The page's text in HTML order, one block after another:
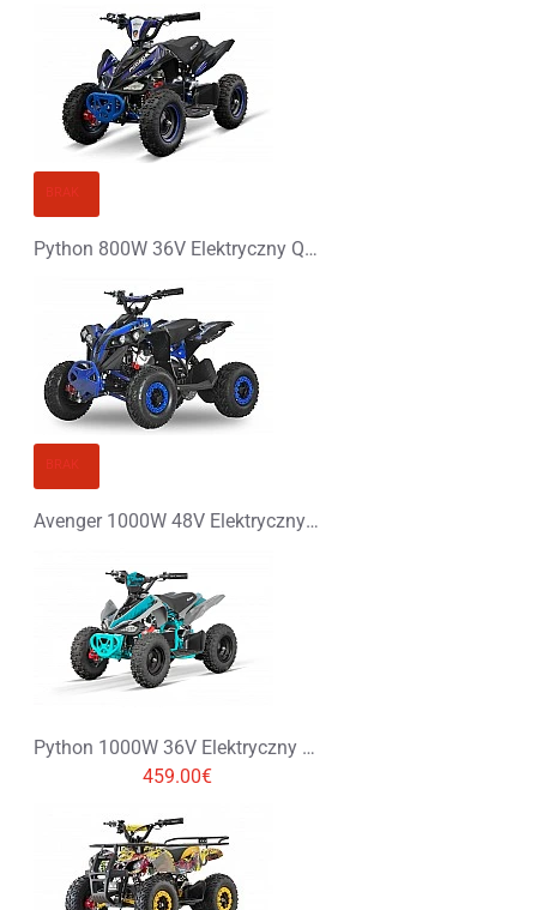
Ocena
Ocena
Zły Dobry
Python 800W 36V Elektryczny Quad
Avenger 1000W 48V Elektryczny Quad Opony XL
Python 1000W 36V Elektryczny Quad
459.00€